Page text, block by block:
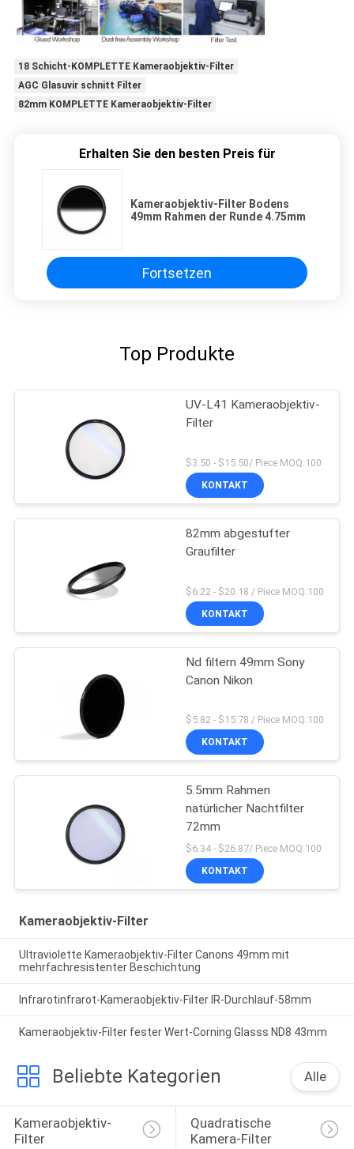
18 Schicht-KOMPLETTE Kameraobjektiv-Filter
AGC Glasuvir schnitt Filter
82mm KOMPLETTE Kameraobjektiv-Filter
Erhalten Sie den besten Preis für
Kameraobjektiv-Filter Bodens
49mm Rahmen der Runde 4.75mm
Fortsetzen
Top Produkte
UV-L41 Kameraobjektiv-
Filter
$3.50 - $15.50/ Piece MOQ:100
KONTAKT
82mm abgestufter
Graufilter
$6.22 - $20.18 / Piece MOQ:100
KONTAKT
Nd filtern 49mm Sony
Canon Nikon
$5.82 - $15.78 / Piece MOQ:100
KONTAKT
5.5mm Rahmen
natürlicher Nachtfilter
72mm
$6.34 - $26.87/ Piece MOQ:100
KONTAKT
Kameraobjektiv-Filter
Ultraviolette Kameraobjektiv-Filter Canons 49mm mit
mehrfachresistenter Beschichtung
Infrarotinfrarot-Kameraobjektiv-Filter IR-Durchlauf-58mm
Kameraobjektiv-Filter fester Wert-Corning Glasss ND8 43mm
Beliebte Kategorien Alle
Kameraobjektiv-
Filter
Quadratische
Kamera-Filter